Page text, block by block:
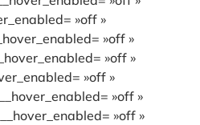
»off »
»off »
»off »
»off »
»off »
»off »